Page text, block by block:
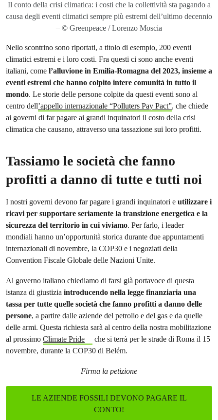
Il conto della crisi climatica: i costi che la collettività sta pagando a
causa degli eventi climatici sempre più estremi dell’ultimo decennio
– © Greenpeace / Lorenzo Moscia
Nello scontrino sono riportati, a titolo di esempio, 200 eventi
climatici estremi e i loro costi. Fra questi ci sono anche eventi
italiani, come l’alluvione in Emilia-Romagna del 2023, insieme a
eventi estremi che hanno colpito intere comunità in tutto il
mondo. Le storie delle persone colpite da questi eventi sono al
centro dell’appello internazionale “Polluters Pay Pact”, che chiede
ai governi di far pagare ai grandi inquinatori il costo della crisi
climatica che causano, attraverso una tassazione sui loro profitti.
Tassiamo le società che fanno
profitti a danno di tutte e tutti noi
I nostri governi devono far pagare i grandi inquinatori e utilizzare i
ricavi per supportare seriamente la transizione energetica e la
sicurezza del territorio in cui viviamo. Per farlo, i leader
mondiali hanno un’opportunità storica durante due appuntamenti
internazionali di novembre, la COP30 e i negoziati della
Convention Fiscale Globale delle Nazioni Unite.
Al governo italiano chiediamo di farsi già portavoce di questa
istanza di giustizia introducendo nella legge finanziaria una
tassa per tutte quelle società che fanno profitti a danno delle
persone, a partire dalle aziende del petrolio e del gas e da quelle
delle armi. Questa richiesta sarà al centro della nostra mobilitazione
al prossimo Climate Pride
che si terrà per le strade di Roma il 15
novembre, durante la COP30 di Belém.
Firma la petizione
LE AZIENDE FOSSILI DEVONO PAGARE IL
CONTO!